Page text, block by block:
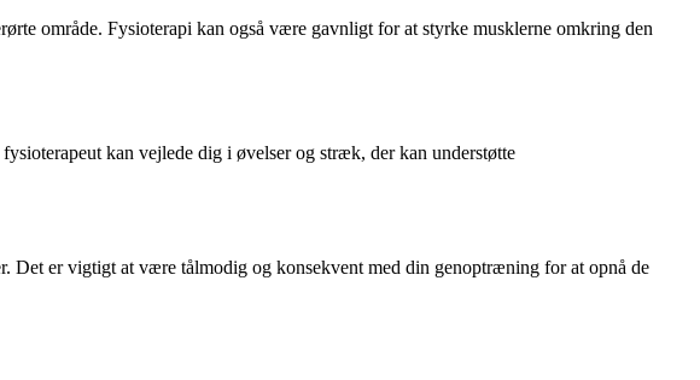
område. Fysioterapi kan også være gavnligt for at styrke musklerne omkring den
kan vejlede dig i øvelser og stræk, der kan understøtte
Det er vigtigt at være tålmodig og konsekvent med din genoptræning for at opnå de